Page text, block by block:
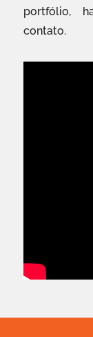
portfólio,
contato.